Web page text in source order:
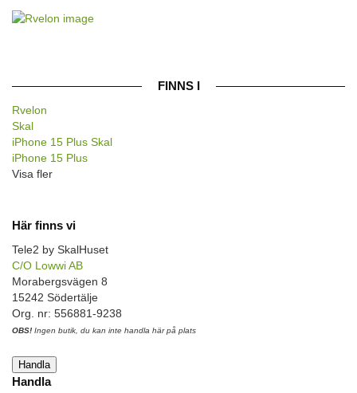
FINNS I
Rvelon
Skal
iPhone 15 Plus Skal
iPhone 15 Plus
Visa fler
Här finns vi
Tele2 by SkalHuset
C/O Lowwi AB
Morabergsvägen 8
15242 Södertälje
Org. nr: 556881-9238
OBS! Ingen butik, du kan inte handla här på plats
Handla
Handla